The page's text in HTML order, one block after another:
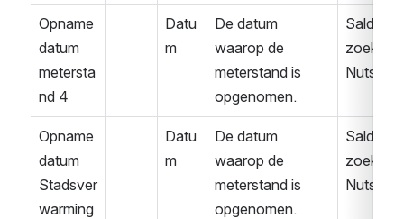
Opname
datum
metersta
nd 4
Datu
m
De datum
waarop de
meterstand is
opgenomen.
Saldover
zoek
Nuts
Opname
datum
Stadsver
warming
Datu
m
De datum
waarop de
meterstand is
opgenomen.
Saldover
zoek
Nuts